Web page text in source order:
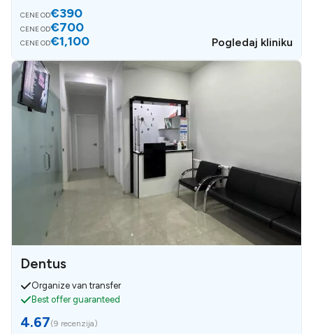
CENE OD€390
CENE OD€700
CENE OD€1,100 Pogledaj kliniku
Dentus
Organize van transfer
Best offer guaranteed
4.67(9 recenzija)